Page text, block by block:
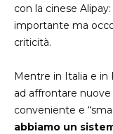
con la cinese
importante ma
criticità.
Mentre in Italia e in
ad affrontare
conveniente e
abbiamo un